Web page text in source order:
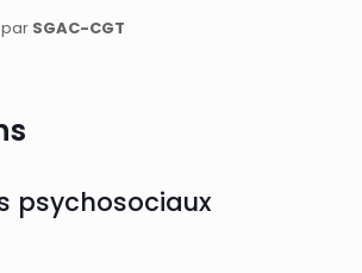
par SGAC-CGT
psychosociaux